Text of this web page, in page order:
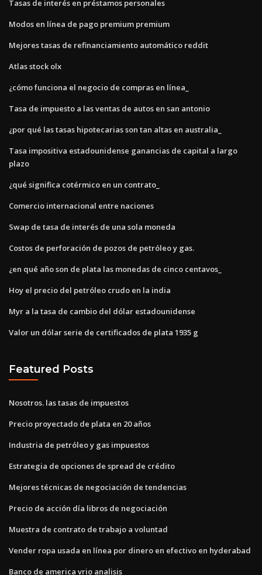
Tasas de interés en préstamos personales
Modos en línea de pago premium premium
Mejores tasas de refinanciamiento automático reddit
Atlas stock olx
¿cómo funciona el negocio de compras en línea_
Tasa de impuesto a las ventas de autos en san antonio
¿por qué las tasas hipotecarias son tan altas en australia_
Tasa impositiva estadounidense ganancias de capital a largo
plazo
¿qué significa cotérmico en un contrato_
Comercio internacional entre naciones
Swap de tasa de interés de una sola moneda
Costos de perforación de pozos de petróleo y gas.
¿en qué año son de plata las monedas de cinco centavos_
Hoy el precio del petróleo crudo en la india
Myr a la tasa de cambio del dólar estadounidense
Valor un dólar serie de certificados de plata 1935 g
Featured Posts
Nosotros. las tasas de impuestos
Precio proyectado de plata en 20 años
Industria de petróleo y gas impuestos
Estrategia de opciones de spread de crédito
Mejores técnicas de negociación de tendencias
Precio de acción día libros de negociación
Muestra de contrato de trabajo a voluntad
Vender ropa usada en línea por dinero en efectivo en hyderabad
Banco de america vrio analisis